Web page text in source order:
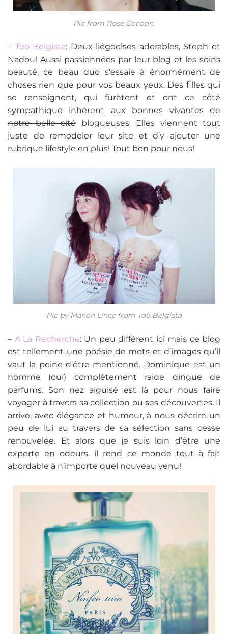
Pic from Rose Cocoon.
– Too Belgista: Deux liégeoises adorables, Steph et
Nadou! Aussi passionnées par leur blog et les soins
beauté, ce beau duo s’essaie à énormément de
choses rien que pour vos beaux yeux. Des filles qui
se renseignent, qui furètent et ont ce côté
sympathique inhérent aux bonnesvivantes de
notre belle cité blogueuses. Elles viennent tout
juste de remodeler leur site et d’y ajouter une
rubrique lifestyle en plus! Tout bon pour nous!
Pic by Manon Lince from Too Belgista
– A La Recherche: Un peu différent ici mais ce blog
est tellement une poésie de mots et d’images qu’il
vaut la peine d’être mentionné. Dominique est un
homme (oui) complètement raide dingue de
parfums. Son nez aiguisé est là pour nous faire
voyager à travers sa collection ou ses découvertes. Il
arrive, avec élégance et humour, à nous décrire un
peu de lui au travers de sa sélection sans cesse
renouvelée. Et alors que je suis loin d’être une
experte en odeurs, il rend ce monde tout à fait
abordable à n’importe quel nouveau venu!